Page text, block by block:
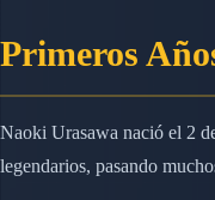
Primeros
Naoki Urasawa nació el 2
legendarios, pasando